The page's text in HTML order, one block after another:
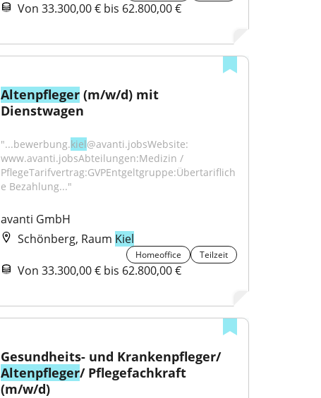
Von 33.300,00 € bis 62.800,00 €
Altenpfleger (m/w/d) mit
Dienstwagen
"...bewerbung.kiel@avanti.jobsWebsite:
www.avanti.jobsAbteilungen:Medizin /
PflegeTarifvertrag:GVPEntgeltgruppe:Übertariflich
e Bezahlung..."
avanti GmbH
Schönberg, Raum Kiel
Homeoffice Teilzeit
Von 33.300,00 € bis 62.800,00 €
Gesundheits- und Krankenpfleger/
Altenpfleger/ Pflegefachkraft
(m/w/d)